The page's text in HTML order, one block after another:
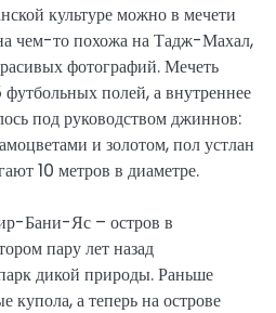
культуре можно в мечети
чем-то похожа на Тадж-Махал,
фотографий. Мечеть
полей, а внутреннее
под руководством джиннов:
и золотом, пол устлан
10 метров в диаметре.
Бани-Яс – остров в
пару лет назад
дикой природы. Раньше
купола, а теперь на острове